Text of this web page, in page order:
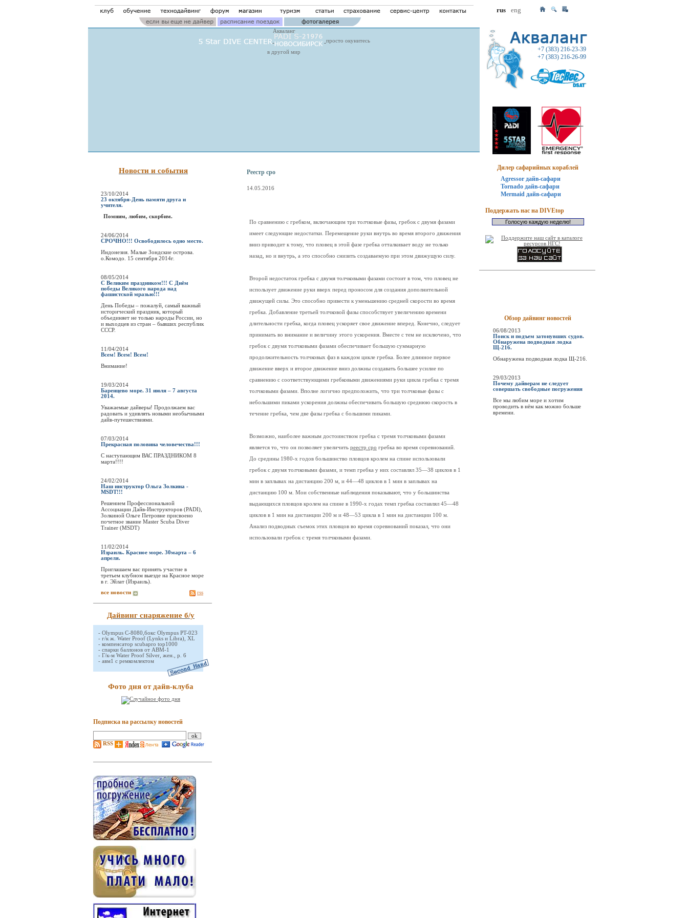
rus eng
Акваланг
просто окунитесь
в другой мир
+7 (383) 216-23-39
+7 (383) 216-26-99
Новости и события
23/10/2014
23 октября-День памяти друга и
учителя.
Помним, любим, скорбим.
24/06/2014
СРОЧНО!!! Освободилось одно место.
Индонезия. Малые Зондские острова.
о.Комодо. 15 сентября 2014г.
08/05/2014
С Великим праздником!!! С Днём
победы Великого народа над
фашистской мразью!!!
День Победы – пожалуй, самый важный
исторический праздник, который
объединяет не только народы России, но
и выходцев из стран – бывших республик
СССР.
11/04/2014
Всем! Всем! Всем!
Внимание!
19/03/2014
Баренцево море. 31 июля – 7 августа
2014.
Уважаемые дайверы! Продолжаем вас
радовать и удивлять новыми необычными
дайв-путешествиями.
07/03/2014
Прекрасная половина человечества!!!
C наступающим ВАС ПРАЗДНИКОМ 8
марта!!!!
24/02/2014
Наш инструктор Ольга Золкина -
MSDT!!!
Решением Профессиональной
Ассоциации Дайв-Инструкторов (PADI),
Золкиной Ольге Петровне присвоено
почетное звание Master Scuba Diver
Trainer (MSDT)
11/02/2014
Израиль. Красное море. 30марта – 6
апреля.
Приглашаем вас принять участие в
третьем клубном выезде на Красное море
в г. Эйлат (Израиль).
все новости rss
Дайвинг снаряжение б/у
- Olympus C-8080,бокс Olympus PT-023
- г/к ж. Water Proof (Lynks и Libra), XL
- компенсатор scubapro top1000
- спарки баллонов от АВМ-1
- Г/к-м Water Proof Silver, жен., р. 6
- авм1 с ремкомлектом
Фото дня от дайв-клуба
Подписка на рассылку новостей
RSS
Реестр сро
14.05.2016
По сравнению с гребком, включающим три толчковые фазы, гребок с двумя фазами
имеет следующие недостатки. Перемещение руки внутрь во время второго движения
вниз приводит к тому, что пловец в этой фазе гребка отталкивает воду не только
назад, но и внутрь, а это способно снизить создаваемую при этом движущую силу.
Второй недостаток гребка с двумя толчковыми фазами состоит в том, что пловец не
использует движение руки вверх перед проносом для создания дополнительной
движущей силы. Это способно привести к уменьшению средней скорости во время
гребка. Добавление третьей толчковой фазы способствует увеличению времени
длительности гребка, когда пловец ускоряет свое движение вперед. Конечно, следует
принимать во внимание и величину этого ускорения. Вместе с тем не исключено, что
гребок с двумя толчковыми фазами обеспечивает большую суммарную
продолжительность толчковых фаз в каждом цикле гребка. Более длинное первое
движение вверх и второе движение вниз должны создавать большее усилие по
сравнению с соответствующими гребковыми движениями руки цикла гребка с тремя
толчковыми фазами. Вполне логично предположить, что три толчковые фазы с
небольшими пиками ускорения должны обеспечивать большую среднюю скорость в
течение гребка, чем две фазы гребка с большими пиками.
Возможно, наиболее важным достоинством гребка с тремя толчковыми фазами
является то, что он позволяет увеличить реестр сро гребка во время соревнований.
До средины 1980-х годов большинство пловцов кролем на спине использовали
гребок с двумя толчковыми фазами, и темп гребка у них составлял 35—38 циклов в 1
мин в заплывах на дистанцию 200 м, и 44—48 циклов в 1 мин в заплывах на
дистанцию 100 м. Мои собственные наблюдения показывают, что у большинства
выдающихся пловцов кролем на спине в 1990-х годах темп гребка составлял 45—48
циклов в 1 мин на дистанции 200 м и 48—53 цикла в 1 мин на дистанции 100 м.
Анализ подводных съемок этих пловцов во время соревнований показал, что они
использовали гребок с тремя толчковыми фазами.
Дилер сафарийных кораблей
Agressor дайв-сафари
Tornado дайв-сафари
Mermaid дайв-сафари
Поддержать нас на DIVEtop
Обзор дайвинг новостей
06/08/2013
Поиск и подъем затонувших судов.
Обнаружена подводная лодка
Щ-216.
Обнаружена подводная лодка Щ-216.
29/03/2013
Почему дайверам не следует
совершать свободные погружения
Все мы любим море и хотим
проводить в нём как можно больше
времени.